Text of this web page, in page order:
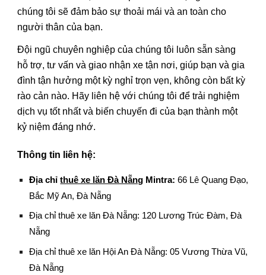
chúng tôi sẽ đảm bảo sự thoải mái và an toàn cho
người thân của bạn.
Đội ngũ chuyên nghiệp của chúng tôi luôn sẵn sàng
hỗ trợ, tư vấn và giao nhận xe tận nơi, giúp bạn và gia
đình tận hưởng một kỳ nghỉ trọn vẹn, không còn bất kỳ
rào cản nào. Hãy liên hệ với chúng tôi để trải nghiệm
dịch vụ tốt nhất và biến chuyến đi của bạn thành một
kỷ niệm đáng nhớ.
Thông tin liên hệ:
Địa chỉthuê xe lăn Đà Nẵng Mintra: 66 Lê Quang Đạo,
Bắc Mỹ An, Đà Nẵng
Địa chỉ thuê xe lăn Đà Nẵng: 120 Lương Trúc Đàm, Đà
Nẵng
Địa chỉ thuê xe lăn Hội An Đà Nẵng: 05 Vương Thừa Vũ,
Đà Nẵng